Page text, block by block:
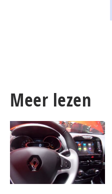
Meer lezen